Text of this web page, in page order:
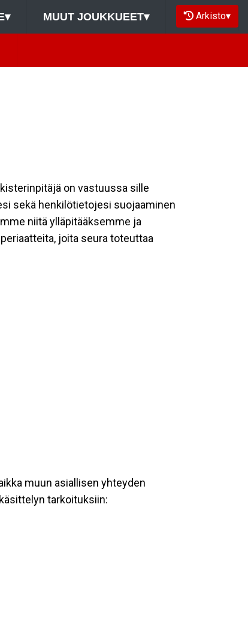
▾ MUUT JOUKKUEET▾ Arkisto▾
on vastuussa sille
sekä henkilötietojesi suojaaminen
niitä ylläpitääksemme ja
joita seura toteuttaa
muun asiallisen yhteyden
tarkoituksiin: